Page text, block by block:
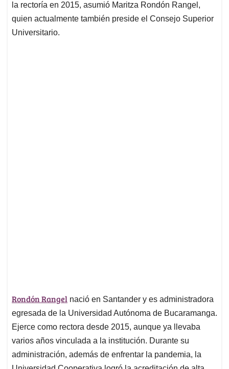
la rectoría en 2015, asumió Maritza Rondón Rangel,
quien actualmente también preside el Consejo Superior
Universitario.
Rondón Rangel nació en Santander y es administradora
egresada de la Universidad Autónoma de Bucaramanga.
Ejerce como rectora desde 2015, aunque ya llevaba
varios años vinculada a la institución. Durante su
administración, además de enfrentar la pandemia, la